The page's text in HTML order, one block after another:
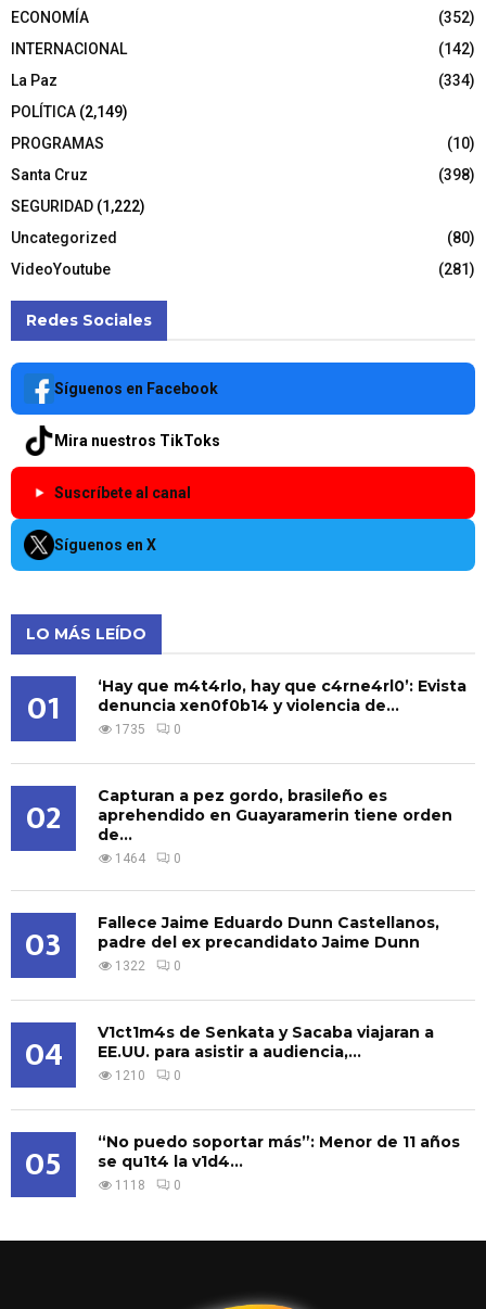
ECONOMÍA
(352)
INTERNACIONAL
(142)
La Paz
(334)
POLÍTICA (2,149)
PROGRAMAS
(10)
Santa Cruz
(398)
SEGURIDAD (1,222)
Uncategorized
(80)
VideoYoutube
(281)
Redes Sociales
Síguenos en Facebook
Mira nuestros TikToks
Suscríbete al canal
Síguenos en X
LO MÁS LEÍDO
01
‘Hay que m4t4rlo, hay que c4rne4rl0’: Evista
denuncia xen0f0b14 y violencia de...
1735 0
02
Capturan a pez gordo, brasileño es
aprehendido en Guayaramerin tiene orden
de...
1464 0
03
Fallece Jaime Eduardo Dunn Castellanos,
padre del ex precandidato Jaime Dunn
1322 0
04
V1ct1m4s de Senkata y Sacaba viajaran a
EE.UU. para asistir a audiencia,...
1210 0
05
“No puedo soportar más”: Menor de 11 años
se qu1t4 la v1d4...
1118 0